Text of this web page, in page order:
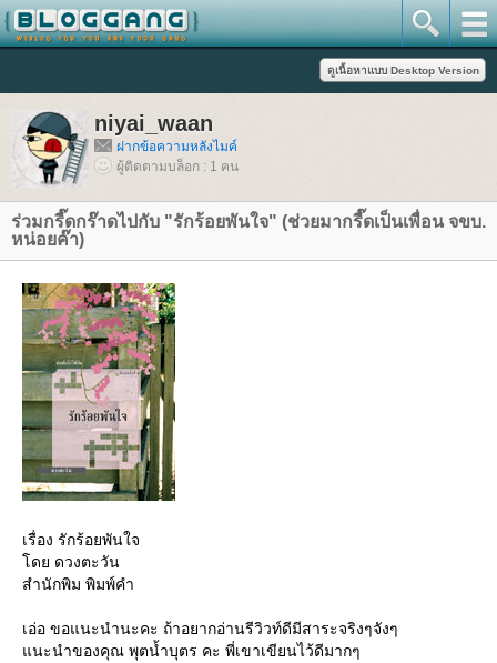
niyai_waan
ฝากข้อความหลังไมค์
ผู้ติดตามบล็อก : 1 คน
ร่วมกรี๊ดกร๊าดไปกับ "รักร้อยพันใจ" (ช่วยมากรี๊ดเป็นเพื่อน จขบ.
หน่อยค๊า)
เรื่อง รักร้อยพันใจ
ดย ดวงตะวัน
สำนักพิม พิมพ์คำ
เอ่อ ขอแนะนำนะคะ ถ้าอยากอ่านรีวิวท์ดีมีสาระจริงๆจังๆ
นะนำของคุณ พุตน้ำบุตร คะ พี่เขาเขียนไว้ดีมากๆ